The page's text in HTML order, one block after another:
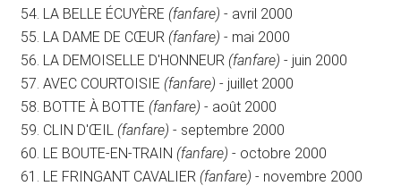
LA BELLE ÉCUYÈRE (fanfare) - avril 2000
LA DAME DE CŒUR (fanfare) - mai 2000
LA DEMOISELLE D'HONNEUR (fanfare) - juin 2000
AVEC COURTOISIE (fanfare) - juillet 2000
BOTTE À BOTTE (fanfare) - août 2000
CLIN D'ŒIL (fanfare) - septembre 2000
LE BOUTE-EN-TRAIN (fanfare) - octobre 2000
LE FRINGANT CAVALIER (fanfare) - novembre 2000